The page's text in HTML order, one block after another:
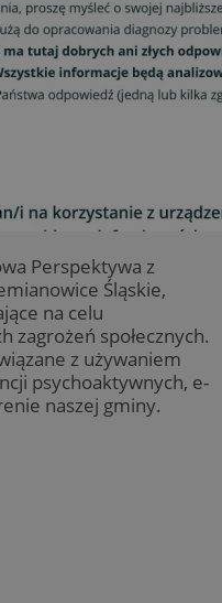
Perspektywa z
Śląskie,
na celu
zagrożeń społecznych.
z używaniem
psychoaktywnych, e-
naszej gminy.